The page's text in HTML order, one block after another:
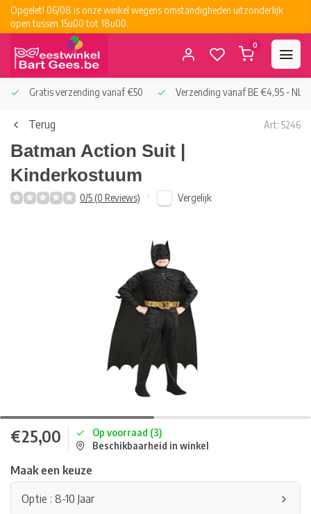
Opgelet! 06/08 is onze winkel wegens omstandigheden uitzonderlijk
open tussen 15u00 tot 18u00.
0
Gratis verzending vanaf €50 Verzending vanaf BE €4,95 - NL
Terug Art: 5246
Batman Action Suit |
Kinderkostuum
0/5 (0 Reviews) Vergelijk
€25,00
Op voorraad (3)
Beschikbaarheid in winkel
Maak een keuze
Optie : 8-10 Jaar